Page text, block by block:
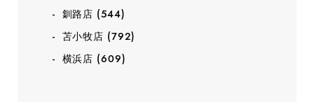
釧路店 (544)
苫小牧店 (792)
横浜店 (609)